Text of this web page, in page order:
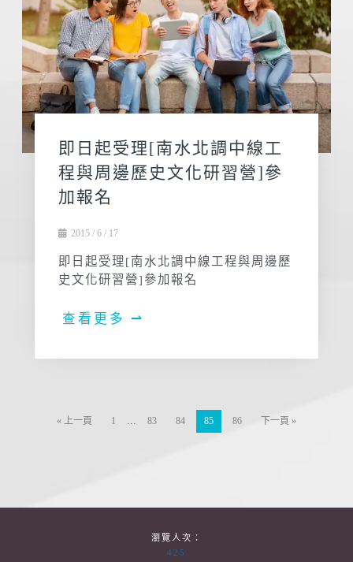
即日起受理[南水北調中線工
程與周邊歷史文化研習營]參
加報名
2015 / 6 / 17
即日起受理[南水北調中線工程與周邊歷
史文化研習營]參加報名
查看更多 ⇀
« 上一頁 1 ... 83 84 85 86 下一頁 »
瀏覽人次：
425